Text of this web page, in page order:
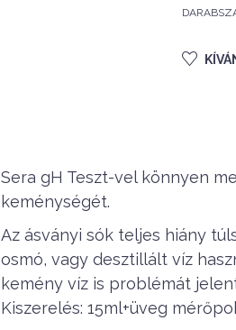
Sera gH Teszt-vel könnyen
keménységét.
Az ásványi sók teljes hiány
osmó, vagy desztillált víz
kemény víz is problémát
Kiszerelés: 15ml+üveg